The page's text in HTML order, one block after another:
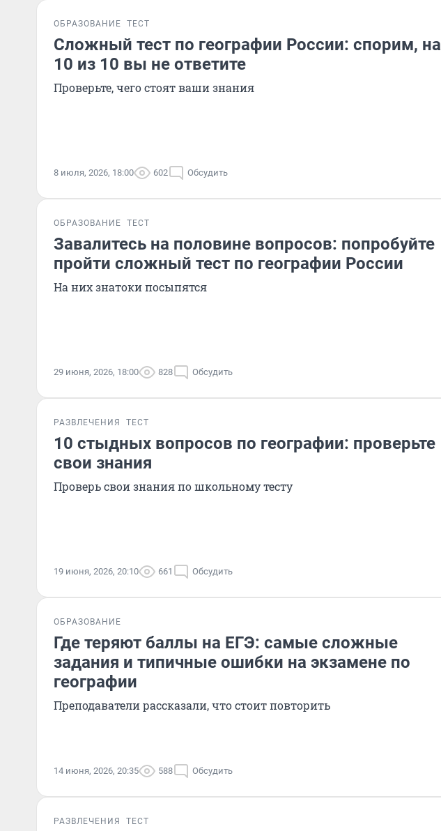
ОБРАЗОВАНИЕ ТЕСТ
Сложный тест по географии России: спорим, на
10 из 10 вы не ответите
Проверьте, чего стоят ваши знания
8 июля, 2026, 18:00 602 Обсудить
ОБРАЗОВАНИЕ ТЕСТ
Завалитесь на половине вопросов: попробуйте
пройти сложный тест по географии России
На них знатоки посыпятся
29 июня, 2026, 18:00 828 Обсудить
РАЗВЛЕЧЕНИЯ ТЕСТ
10 стыдных вопросов по географии: проверьте
свои знания
Проверь свои знания по школьному тесту
19 июня, 2026, 20:10 661 Обсудить
ОБРАЗОВАНИЕ
Где теряют баллы на ЕГЭ: самые сложные
задания и типичные ошибки на экзамене по
географии
Преподаватели рассказали, что стоит повторить
14 июня, 2026, 20:35 588 Обсудить
РАЗВЛЕЧЕНИЯ ТЕСТ